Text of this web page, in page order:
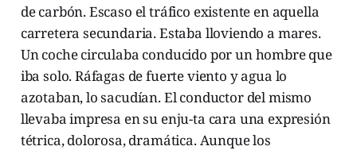
de carbón. Escaso el tráfico existente en aquella
carretera secundaria. Estaba lloviendo a mares.
Un coche circulaba conducido por un hombre que
iba solo. Ráfagas de fuerte viento y agua lo
azotaban, lo sacudían. El conductor del mismo
llevaba impresa en su enju-ta cara una expresión
tétrica, dolorosa, dramática. Aunque los